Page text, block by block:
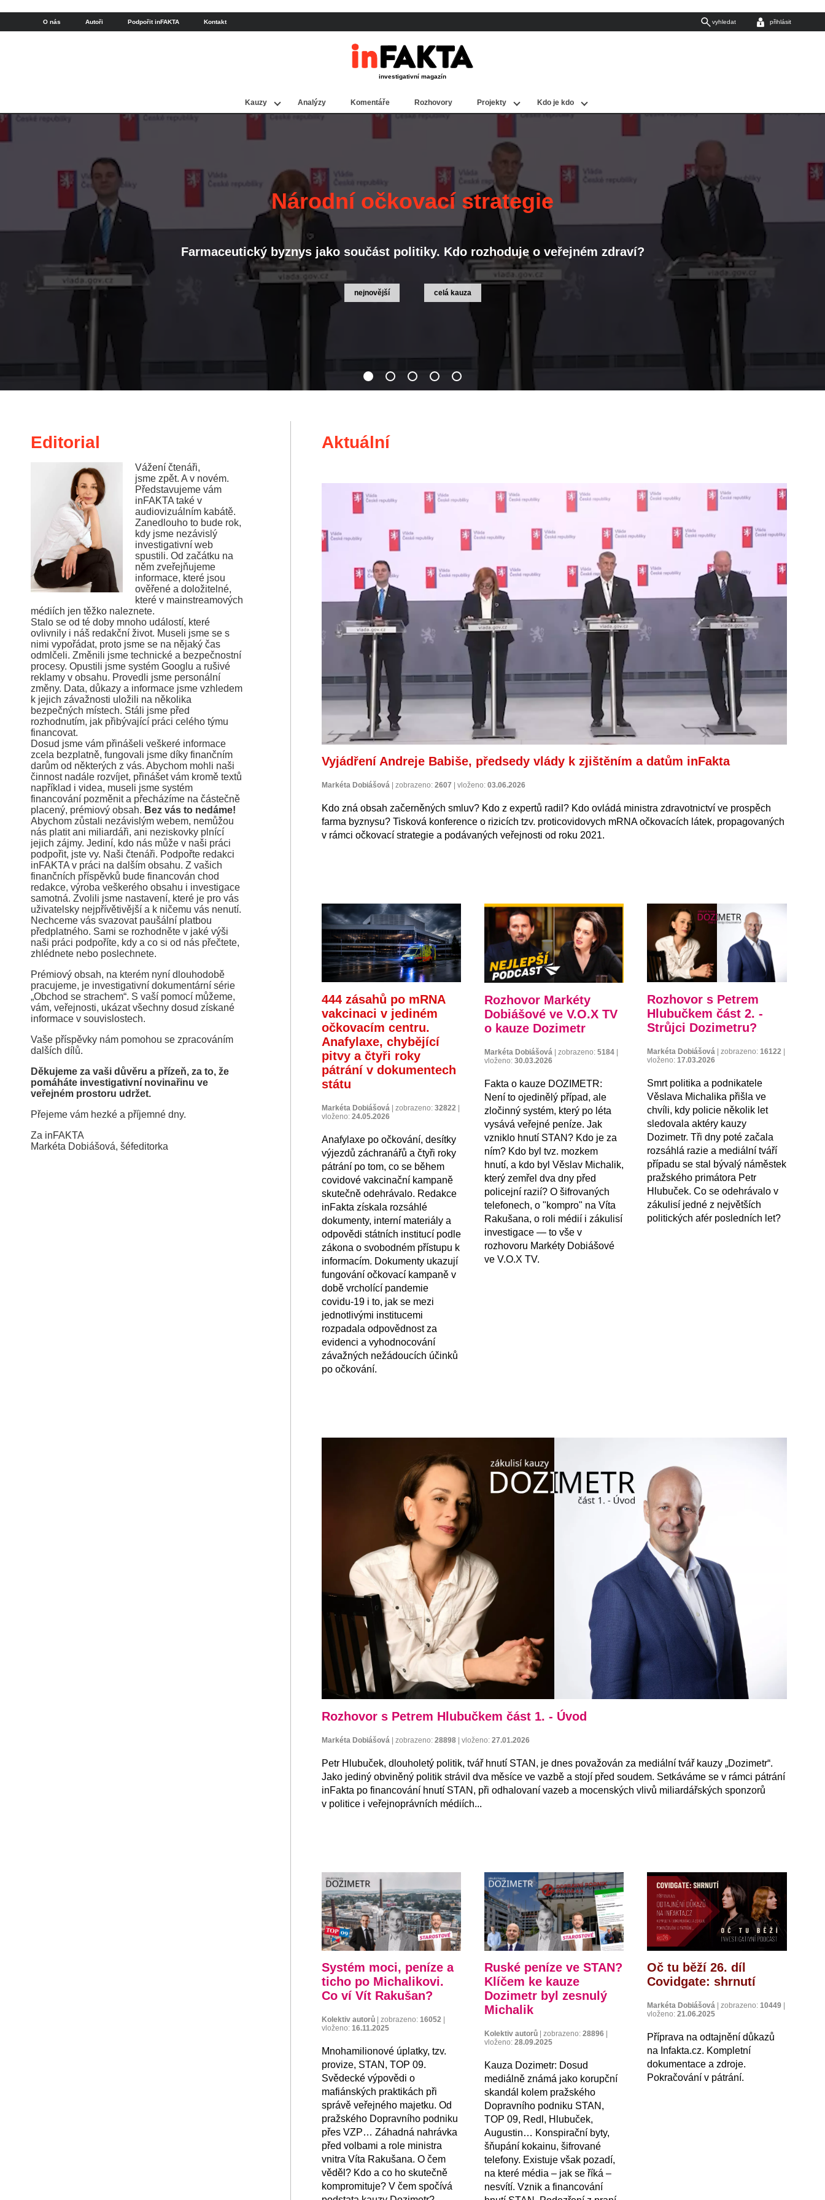
Editorial
Vážení čtenáři,
jsme zpět. A v novém.
Představujeme vám
inFAKTA také v
audiovizuálním kabátě.
Zanedlouho to bude rok,
kdy jsme nezávislý
investigativní web
spustili. Od začátku na
něm zveřejňujeme
informace, které jsou
ověřené a doložitelné,
které v mainstreamových
médiích jen těžko naleznete.
Stalo se od té doby mnoho událostí, které
ovlivnily i náš redakční život. Museli jsme se s
nimi vypořádat, proto jsme se na nějaký čas
odmlčeli. Změnili jsme technické a bezpečnostní
procesy. Opustili jsme systém Googlu a rušivé
reklamy v obsahu. Provedli jsme personální
změny. Data, důkazy a informace jsme vzhledem
k jejich závažnosti uložili na několika
bezpečných místech. Stáli jsme před
rozhodnutím, jak přibývající práci celého týmu
financovat.
Dosud jsme vám přinášeli veškeré informace
zcela bezplatně, fungovali jsme díky finančním
darům od některých z vás. Abychom mohli naši
činnost nadále rozvíjet, přinášet vám kromě textů
například i videa, museli jsme systém
financování pozměnit a přecházíme na částečně
placený, prémiový obsah. Bez vás to nedáme!
Abychom zůstali nezávislým webem, nemůžou
nás platit ani miliardáři, ani neziskovky plnící
jejich zájmy. Jediní, kdo nás může v naši práci
podpořit, jste vy. Naši čtenáři. Podpořte redakci
inFAKTA v práci na dalším obsahu. Z vašich
finančních příspěvků bude financován chod
redakce, výroba veškerého obsahu i investigace
samotná. Zvolili jsme nastavení, které je pro vás
uživatelsky nejpřívětivější a k ničemu vás nenutí.
Nechceme vás svazovat paušální platbou
předplatného. Sami se rozhodněte v jaké výši
naši práci podpoříte, kdy a co si od nás přečtete,
zhlédnete nebo poslechnete.
Prémiový obsah, na kterém nyní dlouhodobě
pracujeme, je investigativní dokumentární série
„Obchod se strachem“. S vaší pomocí můžeme,
vám, veřejnosti, ukázat všechny dosud získané
informace v souvislostech.
Vaše příspěvky nám pomohou se zpracováním
dalších dílů.
Děkujeme za vaši důvěru a přízeň, za to, že
pomáháte investigativní novinařinu ve
veřejném prostoru udržet.
Přejeme vám hezké a příjemné dny.
Za inFAKTA
Markéta Dobiášová, šéfeditorka
Aktuální
Vyjádření Andreje Babiše, předsedy vlády k zjištěním a datům inFakta
Markéta Dobiášová| zobrazeno: 2607 vloženo: 03.06.2026
Kdo zná obsah začerněných smluv? Kdo z expertů radil? Kdo ovládá ministra zdravotnictví ve prospěch
farma byznysu? Tisková konference o rizicích tzv. proticovidovych mRNA očkovacích látek, propagovaných
v rámci očkovací strategie a podávaných veřejnosti od roku 2021.
444 zásahů po mRNA
vakcinaci v jediném
očkovacím centru.
Anafylaxe, chybějící
pitvy a čtyři roky
pátrání v dokumentech
státu
Markéta Dobiášová| zobrazeno: 32822|
vloženo: 24.05.2026
Anafylaxe po očkování, desítky
výjezdů záchranářů a čtyři roky
pátrání po tom, co se během
covidové vakcinační kampaně
skutečně odehrávalo. Redakce
inFakta získala rozsáhlé
dokumenty, interní materiály a
odpovědi státních institucí podle
zákona o svobodném přístupu k
informacím. Dokumenty ukazují
fungování očkovací kampaně v
době vrcholící pandemie
covidu-19 i to, jak se mezi
jednotlivými institucemi
rozpadala odpovědnost za
evidenci a vyhodnocování
závažných nežádoucích účinků
po očkování.
Rozhovor Markéty
Dobiášové ve V.O.X TV
o kauze Dozimetr
Markéta Dobiášová |zobrazeno:5184
vloženo:30.03.2026
Fakta o kauze DOZIMETR:
Není to ojedinělý případ, ale
zločinný systém, který po léta
vysává veřejné peníze. Jak
vzniklo hnutí STAN? Kdo je za
ním? Kdo byl tvz. mozkem
hnutí, a kdo byl Věslav Michalik,
který zemřel dva dny před
policejní razií? O šifrovaných
telefonech, o "kompro" na Víta
Rakušana, o roli médií i zákulisí
investigace — to vše v
rozhovoru Markéty Dobiášové
ve V.O.X TV.
Rozhovor s Petrem
Hlubučkem část 2. -
Strůjci Dozimetru?
Markéta Dobiášová |zobrazeno:16122
vloženo:17.03.2026
Smrt politika a podnikatele
Věslava Michalika přišla ve
chvíli, kdy policie několik let
sledovala aktéry kauzy
Dozimetr. Tři dny poté začala
rozsáhlá razie a mediální tváří
případu se stal bývalý náměstek
pražského primátora Petr
Hlubuček. Co se odehrávalo v
zákulisí jedné z největších
politických afér posledních let?
Rozhovor s Petrem Hlubučkem část 1. - Úvod
Markéta Dobiášová | zobrazeno: 28898| vloženo: 27.01.2026
Petr Hlubuček, dlouholetý politik, tvář hnutí STAN, je dnes považován za mediální tvář kauzy „Dozimetr“.
Jako jediný obviněný politik strávil dva měsíce ve vazbě a stojí před soudem. Setkáváme se v rámci pátrání
inFakta po financování hnutí STAN, při odhalovaní vazeb a mocenských vlivů miliardářských sponzorů
v politice i veřejnoprávních médiích...
Systém moci, peníze a
ticho po Michalikovi.
Co ví Vít Rakušan?
Kolektiv autorů| zobrazeno: 16052|
vloženo: 16.11.2025
Mnohamilionové úplatky, tzv.
provize, STAN, TOP 09.
Svědecké výpovědi o
mafiánských praktikách při
správě veřejného majetku. Od
pražského Dopravního podniku
přes VZP… Záhadná nahrávka
před volbami a role ministra
vnitra Víta Rakušana. O čem
věděl? Kdo a co ho skutečně
kompromituje? V čem spočívá
Ruské peníze ve STAN?
Klíčem ke kauze
Dozimetr byl zesnulý
Michalik
Kolektiv autorů |zobrazeno:28896
vloženo:28.09.2025
Kauza Dozimetr: Dosud
mediálně známá jako korupční
skandál kolem pražského
Dopravního podniku STAN,
TOP 09, Redl, Hlubuček,
Augustin… Konspirační byty,
šňupání kokainu, šifrované
telefony. Existuje však pozadí,
na které média – jak se říká –
nesvítí. Vznik a financování
Oč tu běží 26. díl
Covidgate: shrnutí
Markéta Dobiášová |zobrazeno:10449
vloženo:21.06.2025
Příprava na odtajnění důkazů
na Infakta.cz. Kompletní
dokumentace a zdroje.
Pokračování v pátrání.
Kauza Dozimetr
zločinný systém, který vysával veřejné peníze
investigativní magazín
Kauzy Analýzy Komentáře Rozhovory Projekty Kdo je kdo
O nás Autoři Podpořit inFAKTA Kontakt vyhledat přihlásit